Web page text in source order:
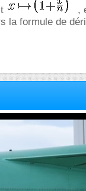
,
la formule de